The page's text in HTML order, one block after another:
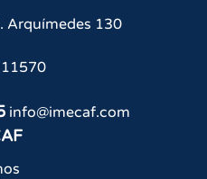
Arquímedes 130
11570
info@imecaf.com